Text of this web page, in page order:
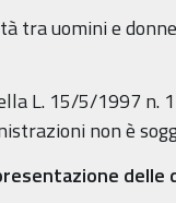
tra uomini e
L. 15/5/1997 n.
non è
delle